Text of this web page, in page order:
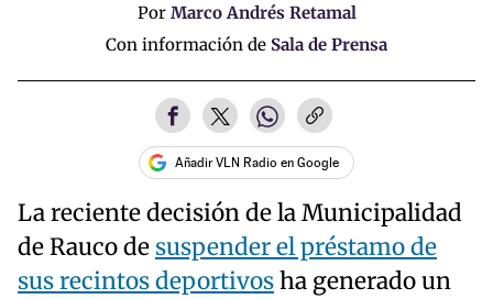
Por Marco Andrés Retamal
Con información de Sala de Prensa
Añadir VLN Radio en Google
La reciente decisión de la Municipalidad
de Rauco de suspender el préstamo de
sus recintos deportivosha generado un